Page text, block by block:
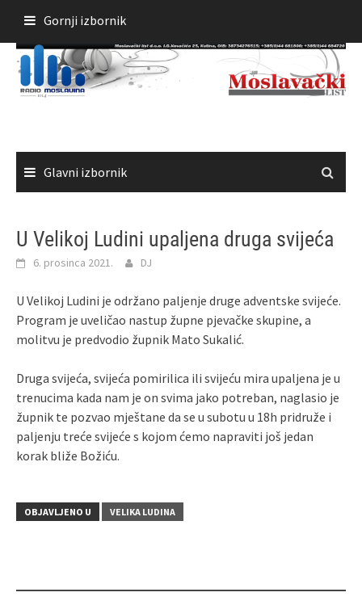
sadržaja
Gornji izbornik
Glavni izbornik
U Velikoj Ludini upaljena druga svijeća
6. prosinca 2021. DJ
U Velikoj Ludini je održano paljenje druge adventske svijeće.
Program je uveličao nastup župne pjevačke skupine, a
molitvu je predvodio župnik Mato Sukalić.
Druga svijeća, svijeća pomirilica ili svijeću mira upaljena je u
trenucima kada nam je on svima jako potreban, naglasio je
župnik te pozvao mještane da se u subotu u 18h pridruže i
paljenju treće svijeće s kojom ćemo napraviti još jedan
korak bliže Božiću.
OBJAVLJENO U VELIKA LUDINA